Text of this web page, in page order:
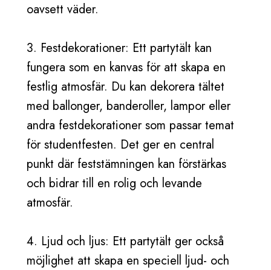
oavsett väder.
3. Festdekorationer: Ett partytält kan
fungera som en kanvas för att skapa en
festlig atmosfär. Du kan dekorera tältet
med ballonger, banderoller, lampor eller
andra festdekorationer som passar temat
för studentfesten. Det ger en central
punkt där feststämningen kan förstärkas
och bidrar till en rolig och levande
atmosfär.
4. Ljud och ljus: Ett partytält ger också
möjlighet att skapa en speciell ljud- och